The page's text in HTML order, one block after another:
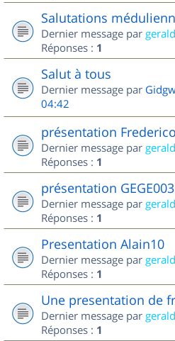
Salutations
Dernier message par
Réponses : 1
Salut à tous
Dernier message par
04:42
présentation Frederico
Dernier message par
Réponses : 1
présentation GEGE003
Dernier message par
Réponses : 1
Presentation Alain10
Dernier message par
Réponses : 1
Une presentation de
Dernier message par
Réponses : 1